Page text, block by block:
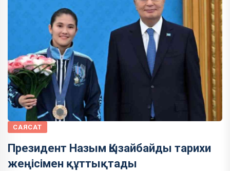
САЯСАТ
Президент Назым Қызайбайды тарихи
жеңісімен құттықтады